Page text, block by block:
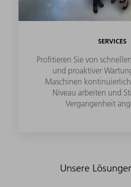
SERVICES
Profitieren Sie von
und proaktiver
Maschinen
Niveau arbeiten und
Vergangenheit
Unsere